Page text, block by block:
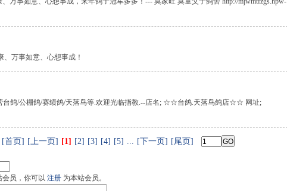
万事如意、心想事成！
台鸽/公棚鸽/赛绩鸽/天落鸟等.欢迎光临指教.--店名; ☆☆台鸽.天落鸟鸽店☆☆ 网址;
[首页] [上一页] [1] [2] [3] [4] [5] ... [下一页] [尾页]
员，你可以 注册 为本站会员。